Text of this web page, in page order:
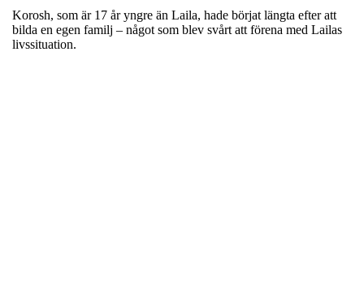
Korosh, som är 17 år yngre än Laila, hade börjat längta efter att
bilda en egen familj – något som blev svårt att förena med Lailas
livssituation.